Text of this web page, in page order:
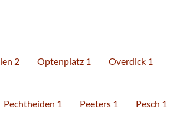
2 Optenplatz 1 Overdick 1
Pechtheiden 1 Peeters 1 Pesch 1